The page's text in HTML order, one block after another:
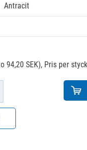
Antracit
94,20 SEK), Pris per